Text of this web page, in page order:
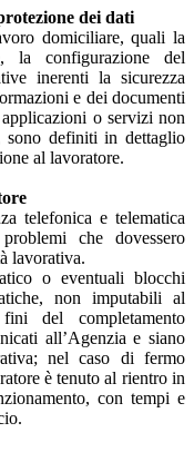
dei dati
domiciliare, quali la
la configurazione del
inerenti la sicurezza
e dei documenti
o servizi non
sono definiti in dettaglio
al lavoratore.
telefonica e telematica
che dovessero
lavorativa.
o eventuali blocchi
non imputabili al
del completamento
all’Agenzia e siano
nel caso di fermo
è tenuto al rientro in
con tempi e